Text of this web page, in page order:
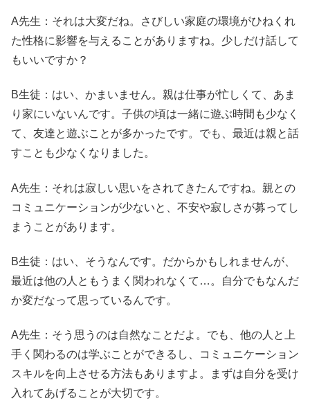
A先生：それは大変だね。さびしい家庭の環境がひねくれ
た性格に影響を与えることがありますね。少しだけ話して
もいいですか？
B生徒：はい、かまいません。親は仕事が忙しくて、あま
り家にいないんです。子供の頃は一緒に遊ぶ時間も少なく
て、友達と遊ぶことが多かったです。でも、最近は親と話
すことも少なくなりました。
A先生：それは寂しい思いをされてきたんですね。親との
コミュニケーションが少ないと、不安や寂しさが募ってし
まうことがあります。
B生徒：はい、そうなんです。だからかもしれませんが、
最近は他の人ともうまく関われなくて…。自分でもなんだ
か変だなって思っているんです。
A先生：そう思うのは自然なことだよ。でも、他の人と上
手く関わるのは学ぶことができるし、コミュニケーション
スキルを向上させる方法もありますよ。まずは自分を受け
入れてあげることが大切です。